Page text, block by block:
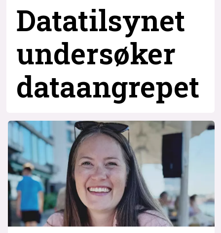
Datatilsynet
undersøker
dataangrepet